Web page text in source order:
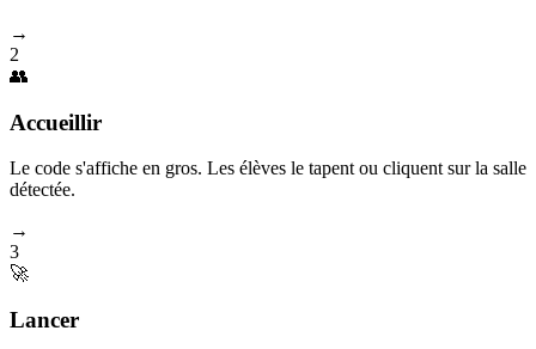
→
2
👥
Accueillir
Le code s'affiche en gros. Les élèves le tapent ou cliquent sur la salle
détectée.
→
3
🚀
Lancer